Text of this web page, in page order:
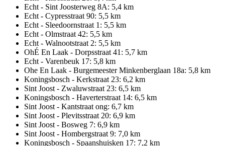
Echt - Sint Joosterweg 8A: 5,4 km
Echt - Cypresstraat 90: 5,5 km
Echt - Sleedoornstraat 1: 5,5 km
Echt - Olmstraat 42: 5,5 km
Echt - Walnootstraat 2: 5,5 km
OhÉ En Laak - Dorpsstraat 41: 5,7 km
Echt - Varenbeuk 17: 5,8 km
Ohe En Laak - Burgemeester Minkenberglaan 18a: 5,8 km
Koningsbosch - Kerkstraat 23: 6,2 km
Sint Joost - Zwaluwstraat 23: 6,5 km
Koningsbosch - Haverterstraat 14: 6,5 km
Sint Joost - Kantstraat ong: 6,7 km
Sint Joost - Plevitsstraat 20: 6,9 km
Sint Joost - Bosweg 7: 6,9 km
Sint Joost - Hombergstraat 9: 7,0 km
Koningsbosch - Spaanshuisken 17: 7,2 km